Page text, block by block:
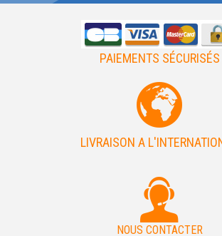
PAIEMENTS SÉCURISÉS
LIVRAISON A
NOUS CONTACTER